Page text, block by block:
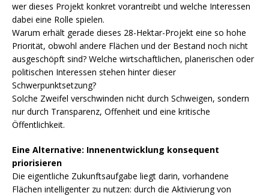
wer dieses Projekt konkret vorantreibt und welche Interessen
dabei eine Rolle spielen.
Warum erhält gerade dieses 28-Hektar-Projekt eine so hohe
Priorität, obwohl andere Flächen und der Bestand noch nicht
ausgeschöpft sind? Welche wirtschaftlichen, planerischen oder
politischen Interessen stehen hinter dieser
Schwerpunktsetzung?
Solche Zweifel verschwinden nicht durch Schweigen, sondern
nur durch Transparenz, Offenheit und eine kritische
Öffentlichkeit.
Eine Alternative: Innenentwicklung konsequent
priorisieren
Die eigentliche Zukunftsaufgabe liegt darin, vorhandene
Flächen intelligenter zu nutzen: durch die Aktivierung von